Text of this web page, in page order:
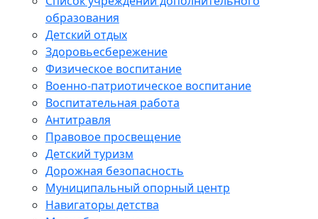
образования
Детский отдых
Здоровьесбережение
Физическое воспитание
Военно-патриотическое воспитание
Воспитательная работа
Антитравля
Правовое просвещение
Детский туризм
Дорожная безопасность
Муниципальный опорный центр
Навигаторы детства